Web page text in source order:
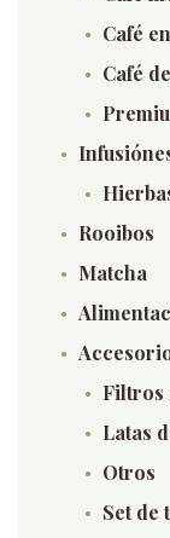
Café
Café
Rooibos
Matcha
Filtros
Latas
Otros
Set de